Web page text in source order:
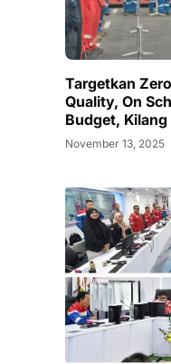
Targetkan
Quality, On
Budget, Kilang
November 13, 2025